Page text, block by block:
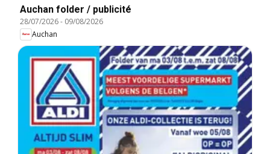
Auchan folder / publicité
28/07/2026- 09/08/2026
Auchan